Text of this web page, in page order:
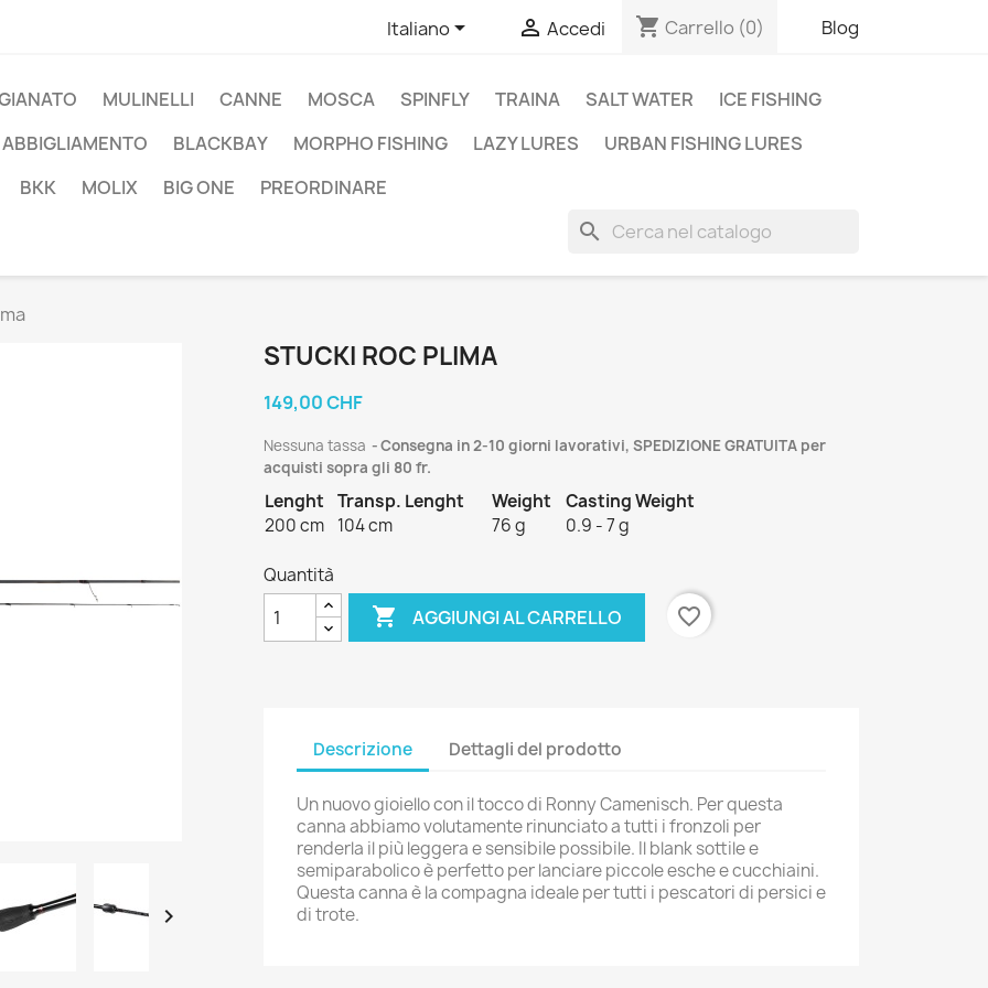
Italiano  Accedi shopping_cart Carrello (0) Blog
MULINELLI CANNE MOSCA SPINFLY TRAINA SALT WATER
ICE FISHING
ABBIGLIAMENTO
BLACKBAY MORPHO FISHING LAZY LURES
URBAN FISHING LURES
BKK
MOLIX BIG ONE PREORDINARE
search

STUCKI ROC PLIMA
149,00 CHF
Nessuna tassa
Consegna in 2-10 giorni lavorativi, SPEDIZIONE GRATUITA per
acquisti sopra gli 80 fr.
Lenght Transp. Lenght Weight
Casting Weight
200 cm
104 cm 76 g 0.9 - 7 g
Quantità
 AGGIUNGI AL CARRELLO favorite_border
Descrizione Dettagli del prodotto
Un nuovo gioiello con il tocco di Ronny Camenisch. Per questa
canna abbiamo volutamente rinunciato a tutti i fronzoli per
renderla il più leggera e sensibile possibile. Il blank sottile e
semiparabolico è perfetto per lanciare piccole esche e cucchiaini.
Questa canna è la compagna ideale per tutti i pescatori di persici e
di trote.